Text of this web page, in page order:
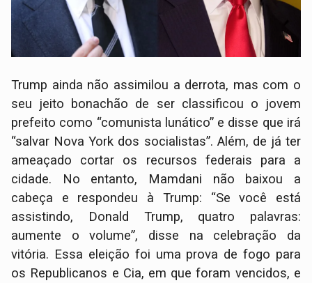
Trump ainda não assimilou a derrota, mas com o
seu jeito bonachão de ser classificou o jovem
prefeito como “comunista lunático” e disse que irá
“salvar Nova York dos socialistas”. Além, de já ter
ameaçado cortar os recursos federais para a
cidade. No entanto, Mamdani não baixou a
cabeça e respondeu à Trump: “Se você está
assistindo, Donald Trump, quatro palavras:
aumente o volume”, disse na celebração da
vitória. Essa eleição foi uma prova de fogo para
os Republicanos e Cia, em que foram vencidos, e